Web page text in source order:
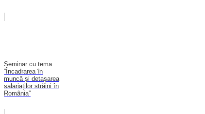
Seminar cu tema
”Încadrarea în
muncă și detașarea
salariaților străini în
România”